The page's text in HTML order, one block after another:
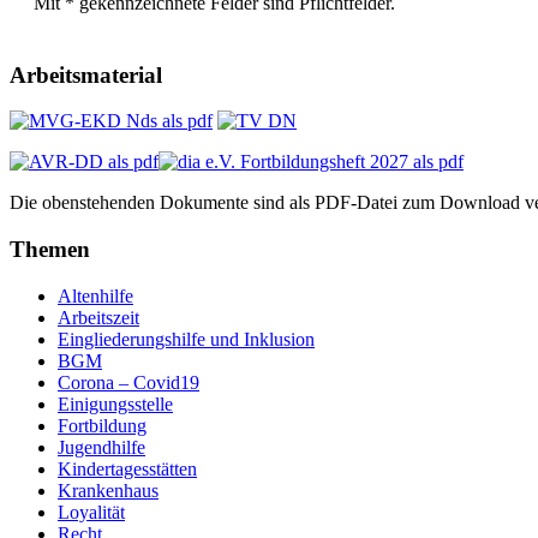
Arbeitsmaterial
Die obenstehenden Dokumente sind als PDF-Datei zum Download
Themen
Altenhilfe
Arbeitszeit
Eingliederungshilfe und Inklusion
BGM
Corona – Covid19
Einigungsstelle
Fortbildung
Jugendhilfe
Kindertagesstätten
Krankenhaus
Loyalität
Recht